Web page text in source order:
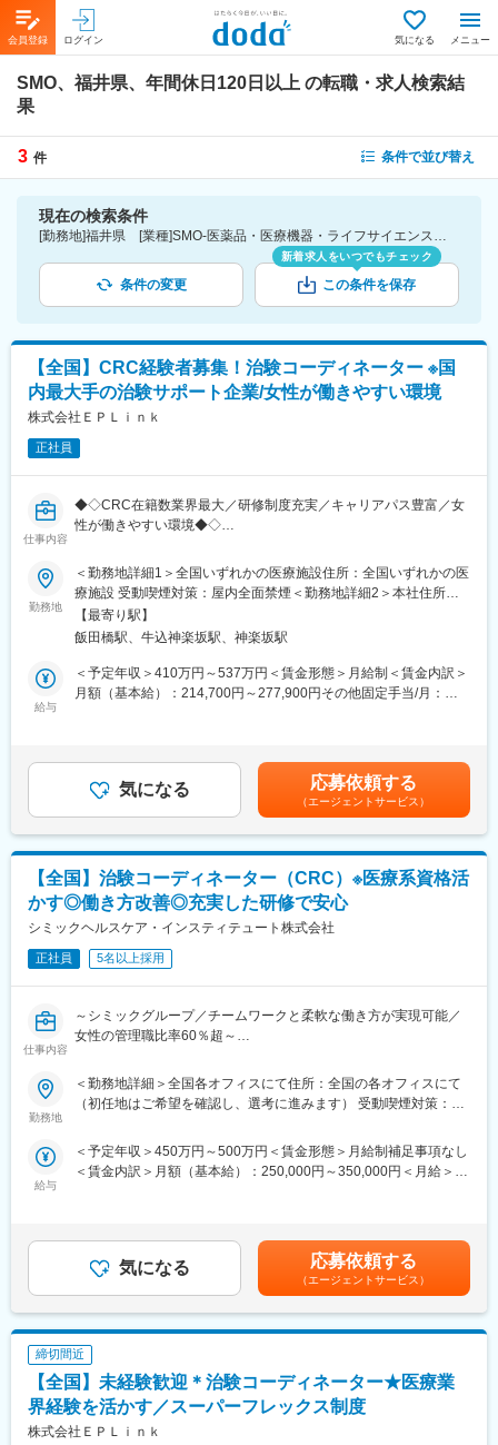
会員登録 ログイン 気になる メニュー
SMO、福井県、年間休日120日以上 の転職・求人検索結
果
3 件 条件で並び替え
現在の検索条件
[勤務地]福井県 [業種]SMO-医薬品・医療機器・ライフサイエンス・医療系サービス [こだわり条件ピックアップ]年間休日120日以上 [詳細条件](休日・働き方)年間休日120日以上
条件の変更
新着求人をいつでもチェック
この条件を保存
【全国】CRC経験者募集！治験コーディネーター ※国
内最大手の治験サポート企業/女性が働きやすい環境
株式会社ＥＰＬｉｎｋ
正社員
仕事内容
◆◇CRC在籍数業界最大／研修制度充実／キャリアパス豊富／女
性が働きやすい環境◆◇
て就業頂きます！
■担当業務：治験が行われている医療機関で医師の指示のもと医学
的判断や医療行為を伴わない治験業務を支援をします。
・治験に参加する患者（被験者）さんに対する試験内容の補助説
・被験者のスケジュール管理
・症例報告書の作成支援など
■国内最大手の治験サポート企業：イーピーエスグループに属し、
SMO」として第一選択肢に指名されており、業界内での信頼があ
ります。日本の三大疾病の筆頭として治験薬や治療法が開発され
るがん分野においては、治験実施には高度な専門知識が求められ
るため、専門教育をうけたCRCを育成しており、難易度が高い試
験にも対応できるサポート体制を敷いています。
■教育研修制度充実：集合研修、外部研修、OJT はもちろん、がん
や精神疾患など領域別の研修やeラーニングも導入し、充実した体
制を整えています。また認定CRCの資格取得も奨励しており、有
資格者はCRCの半数に達しています。
■フレキシブルに働きやすい環境が整っています
・全国約6,900施設のネットワークを持つため、ご自宅近くや家族
・スーパーフレックス制度があり、ワークライフバランスの実現
を支援しています。／リフレッシュ休暇（8月1日に5日間付与）
では90名。
・経験豊富な社員に相談できる職場の相談窓口あり。
・女性管理職55％（日本平均12％）と女性が長く働きやすい環境
変更の範囲：会社の定める業務
勤務地
＜勤務地詳細1＞全国いずれかの医療施設住所：全国いずれかの医
療施設 受動喫煙対策：屋内全面禁煙＜勤務地詳細2＞本社住所：
東京都新宿区筑土八幡町2-1 勤務地最寄駅：東京メトロ有楽町線
／飯田橋駅受動喫煙対策：屋内全面禁煙変更の範囲：会社の定め
【最寄り駅】
飯田橋駅、牛込神楽坂駅、神楽坂駅
給与
＜予定年収＞410万円～537万円＜賃金形態＞月給制＜賃金内訳＞
月額（基本給）：214,700円～277,900円その他固定手当/月：
CRC手当・休日連絡対応手当■賞与：年2回（6月、12月）／昇
給：年1回（10月）※業績に応じ、決算賞与（秋季賞与）支給の場
合あり（10月）■時間外・休日出勤手当等の割増賃金は別途支給
賃金はあくまでも目安の金額であり、選考を通じて上下する可能
性があります。月給(月額)は固定手当を含めた表記です。
気になる 応募依頼する
（エージェントサービス）
【全国】治験コーディネーター（CRC）※医療系資格活
かす◎働き方改善◎充実した研修で安心
シミックヘルスケア・インスティテュート株式会社
正社員 5名以上採用
仕事内容
～シミックグループ／チームワークと柔軟な働き方が実現可能／
女性の管理職比率60％超～
や私たちのQOLを向上させるべく、新しい治療法を開発する必要
があります。今回はそのための治験を実施する際の患者さんおよ
・治験被験者である患者さんへの内容説明補助、ケア／相談
・治験担当医師の補助
■やりがい：CRCは疾病を抱えた患者さんやそれを治療しようと
奮闘する医師やスタッフなど携わる相手が多いです。現在治療法
がなく苦しんでいる患者さんに対して薬を届けられたり、最前線
で治療にあたる医師やスタッフのサポートを行え、治験が無事に
終了すれば喜びはひとしおです。
■同社の教育体制：同社は同業他社からの転職だけでなく、看護師
など未経験で転職してくる方も多いです。そのため教育体制が充
実しています。入社は原則偶数月と決まっており、同期入社者と
ともに2週間弱本社にて集合研修を行います。会社のことや業務を
遂行する上で必要な法令から実務まで座学中心でロープレを交え
勤務地
＜勤務地詳細＞全国各オフィスにて住所：全国の各オフィスにて
（初任地はご希望を確認し、選考に進みます） 受動喫煙対策：そ
業所
給与
＜予定年収＞450万円～500万円＜賃金形態＞月給制補足事項なし
＜賃金内訳＞月額（基本給）：250,000円～350,000円＜月給＞
気になる 応募依頼する
（エージェントサービス）
締切間近
【全国】未経験歓迎＊治験コーディネーター★医療業
界経験を活かす／スーパーフレックス制度
株式会社ＥＰＬｉｎｋ